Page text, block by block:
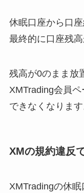
休眠口座から口
最終的に口座残高
残高が0のまま放
XMTrading会員
できなくなります
XMの規約違反
XMTradingの休